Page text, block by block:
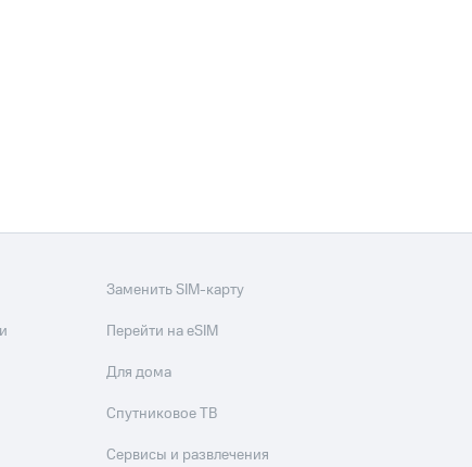
Заменить SIM-карту
Перейти на eSIM
Для дома
Спутниковое ТВ
Сервисы и развлечения